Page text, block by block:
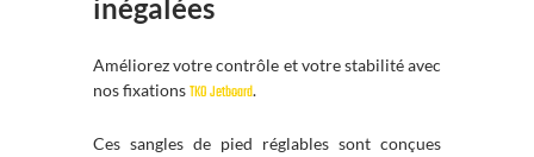
inégalées
Améliorez votre contrôle et votre stabilité avec
nos fixationsTKO Jetboard.
Ces sangles de pied réglables sont conçues